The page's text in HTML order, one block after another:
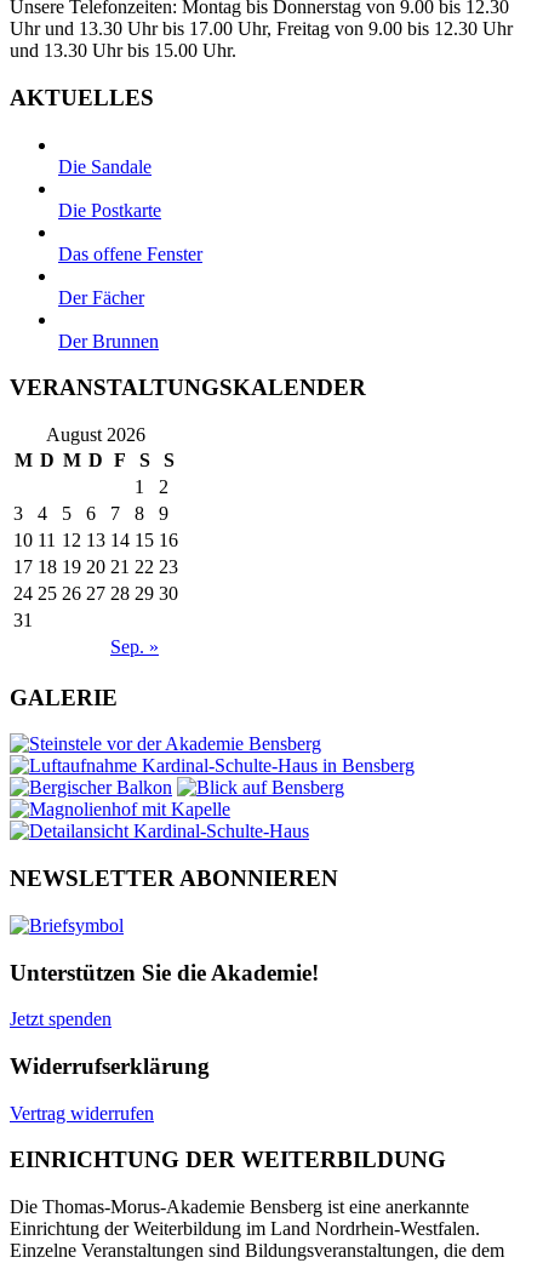
Unsere Telefonzeiten: Montag bis Donnerstag von 9.00 bis 12.30
Uhr und 13.30 Uhr bis 17.00 Uhr, Freitag von 9.00 bis 12.30 Uhr
und 13.30 Uhr bis 15.00 Uhr.
AKTUELLES
Die Sandale
Die Postkarte
Das offene Fenster
Der Fächer
Der Brunnen
VERANSTALTUNGSKALENDER
August 2026
M D M D F S S
Sep. »
1
2
3
4 5 6 7 8
9
10 11 12 13 14 15 16
17 18 19 20 21 22 23
24 25 26 27 28 29 30
31
GALERIE
NEWSLETTER ABONNIEREN
Unterstützen Sie die Akademie!
Jetzt spenden
Widerrufserklärung
Vertrag widerrufen
EINRICHTUNG DER WEITERBILDUNG
Die Thomas-Morus-Akademie Bensberg ist eine anerkannte
Einrichtung der Weiterbildung im Land Nordrhein-Westfalen.
Einzelne Veranstaltungen sind Bildungsveranstaltungen, die dem